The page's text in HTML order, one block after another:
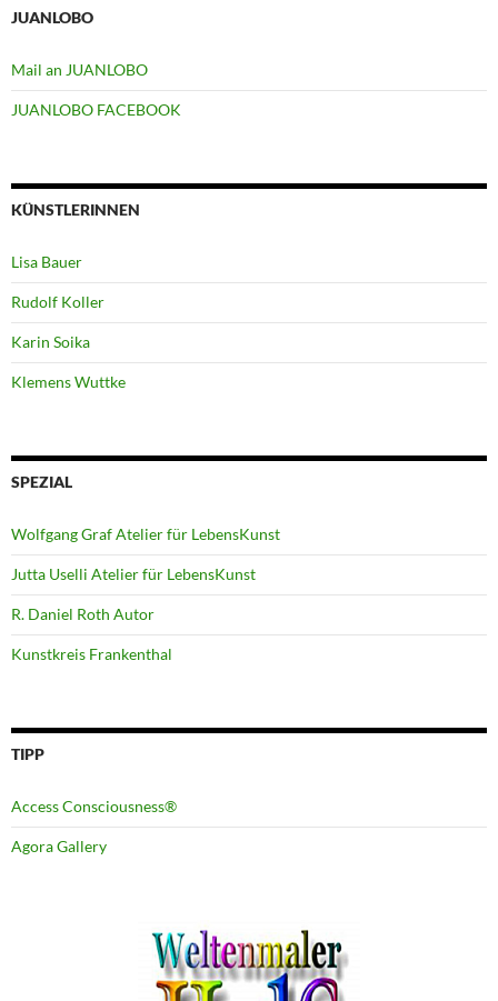
JUANLOBO
Mail an JUANLOBO
JUANLOBO FACEBOOK
KÜNSTLERINNEN
Lisa Bauer
Rudolf Koller
Karin Soika
Klemens Wuttke
SPEZIAL
Wolfgang Graf Atelier für LebensKunst
Jutta Uselli Atelier für LebensKunst
R. Daniel Roth Autor
Kunstkreis Frankenthal
TIPP
Access Consciousness®
Agora Gallery